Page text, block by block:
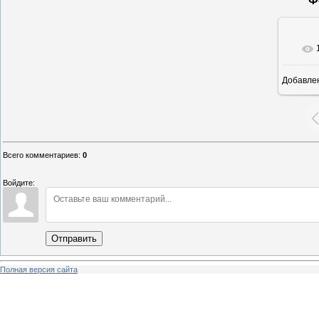
Всего комментариев: 0
Войдите:
Отправить
Полная версия сайта